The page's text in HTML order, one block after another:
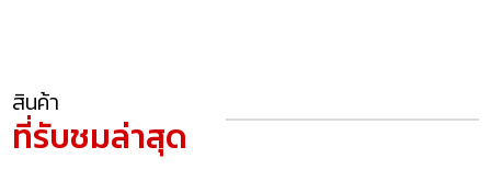
สินค้า
ที่รับชมล่าสุด